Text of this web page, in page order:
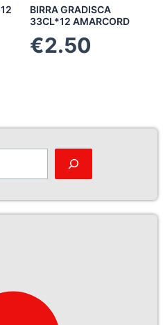
BIRRA GRADISCA
33CL*12 AMARCORD
€2.50